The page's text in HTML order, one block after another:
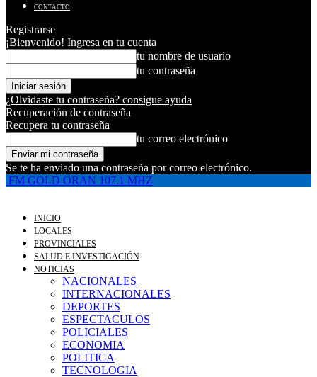
CONTACTO
Registrarse
¡Bienvenido! Ingresa en tu cuenta
tu nombre de usuario
tu contraseña
¿Olvidaste tu contraseña? consigue ayuda
Recuperación de contraseña
Recupera tu contraseña
tu correo electrónico
Se te ha enviado una contraseña por correo electrónico.
FM GOLD ORAN 107.1 MHZ
INICIO
LOCALES
PROVINCIALES
SALUD E INVESTIGACIÓN
NOTICIAS
NACIONALES
INTERNACIONALES
DEPORTES
ESPECTACULOS
POLICIALES
ECONOMIA
POLITICA
TECNOLOGIA